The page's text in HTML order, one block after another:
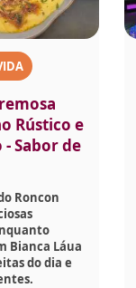
Rústico e
- Sabor de
Roncon
Bianca Láua
do dia e